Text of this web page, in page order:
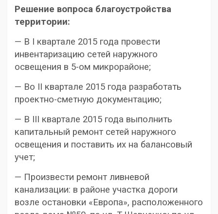
Решение вопроса благоустройства
территории:
— В I квартале 2015 года провести
инвентаризацию сетей наружного
освещения в 5-ом микрорайоне;
— Во II квартале 2015 года разработать
проектно-сметную документацию;
— В III квартале 2015 года выполнить
капитальный ремонт сетей наружного
освещения и поставить их на балансовый
учет;
— Произвести ремонт ливневой
канализации: в районе участка дороги
возле остановки «Европа», расположенного